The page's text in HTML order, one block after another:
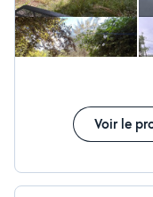
Voir le